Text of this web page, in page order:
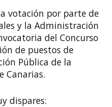
votación por parte de
y la Administración
del Concurso
de puestos de
Pública de la
Canarias.
dispares: